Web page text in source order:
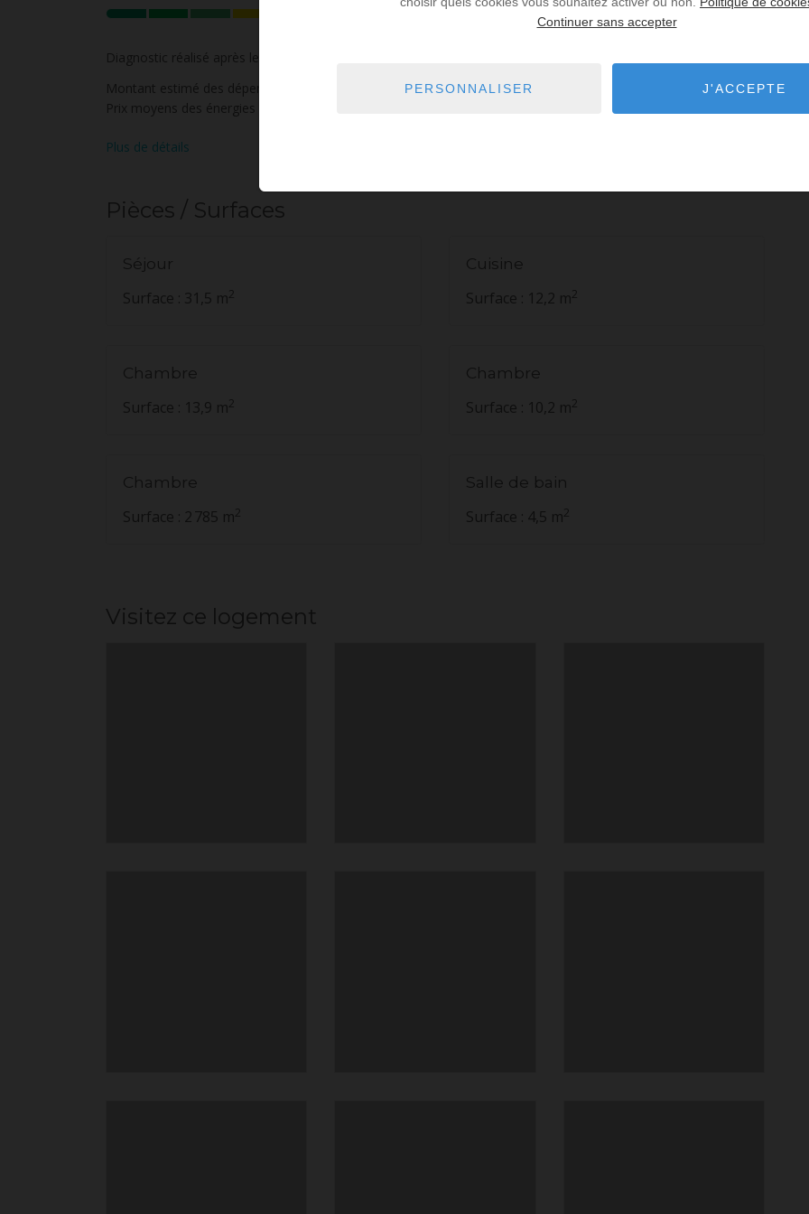
Diagnostic réalisé après le 1er juillet 2021
Montant estimé des dépenses annuelles d'énergie pour un usage standard : entre 1 970 € et 2 740 € par an.
Prix moyens des énergies indexés au 1 janvier 2021-01-01 (abonnement compris).
Plus de détails
Pièces / Surfaces
Séjour
Surface : 31,5 m2
Cuisine
Surface : 12,2 m2
Chambre
Surface : 13,9 m2
Chambre
Surface : 10,2 m2
Chambre
Surface : 2 785 m2
Salle de bain
Surface : 4,5 m2
Visitez ce logement
Continuer sans accepter
PERSONNALISER J'ACCEPTE